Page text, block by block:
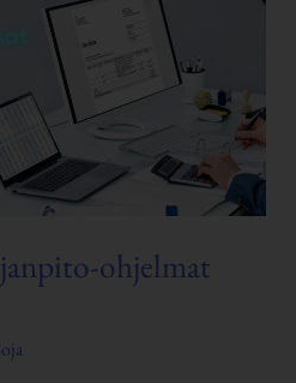
ohjelmat